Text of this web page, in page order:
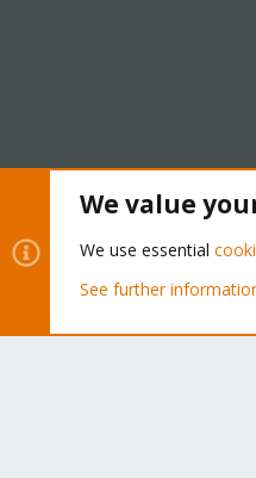
Community platform by
We value
We use essential
See further